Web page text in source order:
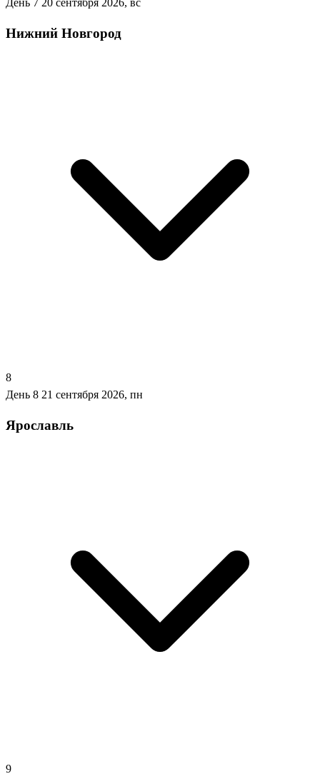
День 7 20 сентября 2026, вс
Нижний Новгород
8
День 8 21 сентября 2026, пн
Ярославль
9